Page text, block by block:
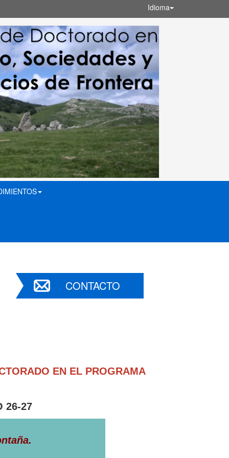
Idioma
CONTACTO
EN EL PROGRAMA
26-27